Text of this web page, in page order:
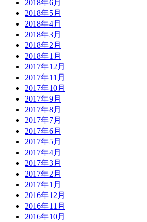
2018年6月
2018年5月
2018年4月
2018年3月
2018年2月
2018年1月
2017年12月
2017年11月
2017年10月
2017年9月
2017年8月
2017年7月
2017年6月
2017年5月
2017年4月
2017年3月
2017年2月
2017年1月
2016年12月
2016年11月
2016年10月